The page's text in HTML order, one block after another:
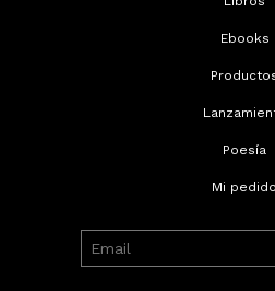
Ebooks
Poesía
Mi pedido